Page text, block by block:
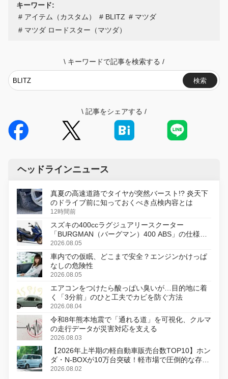
キーワード:
アイテム（カスタム）
BLITZ
マツダ
マツダ ロードスター（マツダ）
\ キーワードで記事を検索する /
検索
\ 記事をシェアする /
ヘッドラインニュース
真夏の高速道路でタイヤが突然バースト!? 炎天下
のドライブ前に知っておくべき点検内容とは
12時間前
スズキの400ccラグジュアリースクーター
「BURGMAN（バーグマン）400 ABS」の仕様を
変更し、8月18日に発売
2026.08.05
車内での仮眠、どこまで安全？エンジンかけっぱ
なしの危険性
2026.08.05
エアコンをつけたら酸っぱい臭いが…目的地に着
く「3分前」のひと工夫でカビを防ぐ方法
2026.08.04
令和8年熊本地震で「通れる道」を可視化、クルマ
の走行データが災害対応を支える
2026.08.03
【2026年上半期の軽自動車販売台数TOP10】ホン
ダ・N-BOXが10万台突破！軽市場で圧倒的な存在
感
2026.08.02